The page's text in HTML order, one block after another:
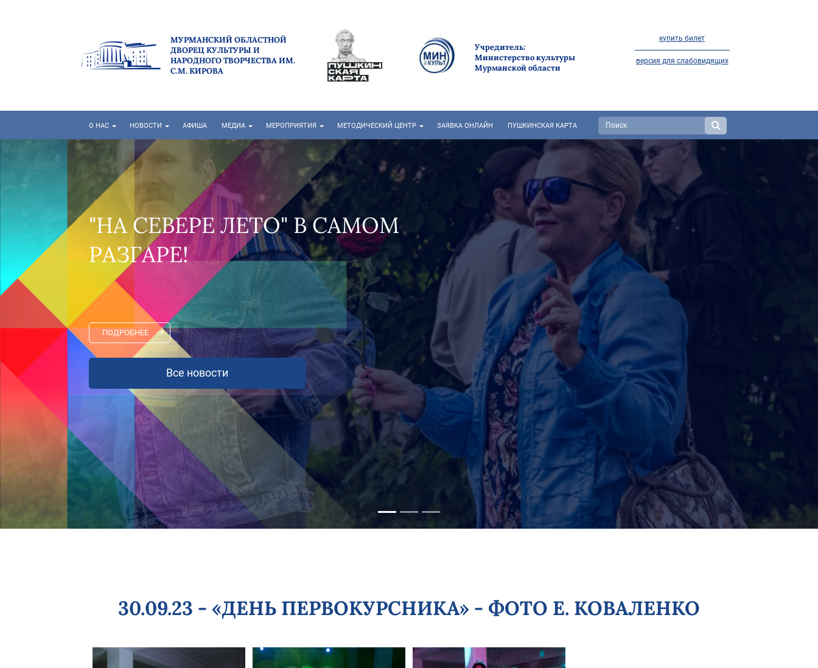
МУРМАНСКИЙ ОБЛАСТНОЙ
ДВОРЕЦ КУЛЬТУРЫ И
НАРОДНОГО ТВОРЧЕСТВА ИМ.
С.М. КИРОВА
Учредитель:
Министерство культуры
Мурманской области
купить билет
версия для слабовидящих
О НАС НОВОСТИ АФИША МЕДИА МЕРОПРИЯТИЯ МЕТОДИЧЕСКИЙ ЦЕНТР ЗАЯВКА ОНЛАЙН ПУШКИНСКАЯ КАРТА
«НА СЕВЕРЕ – ЛЕТО» НА
ВОРОВСКОГО: ПЛЕНЭРЫ,
ПРОГУЛКИ И ЖИВАЯ МУЗЫКА
ЖДУТ ВАС В ПЕРВЫЕ ДНИ
АВГУСТА!
ПОДРОБНЕЕ
Все новости
30.09.23 - «ДЕНЬ ПЕРВОКУРСНИКА» - ФОТО Е. КОВАЛЕНКО